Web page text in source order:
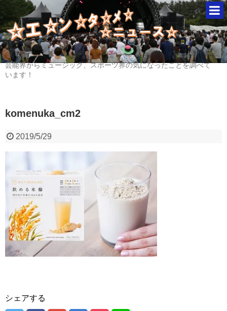
芸能界からミュージック、スポーツ界の気になったことを調べて
います！
komenuka_cm2
2019/5/29
シェアする